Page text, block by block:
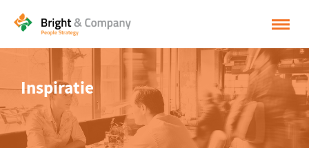
OPLOSSINGEN
CASES
Inspiratie